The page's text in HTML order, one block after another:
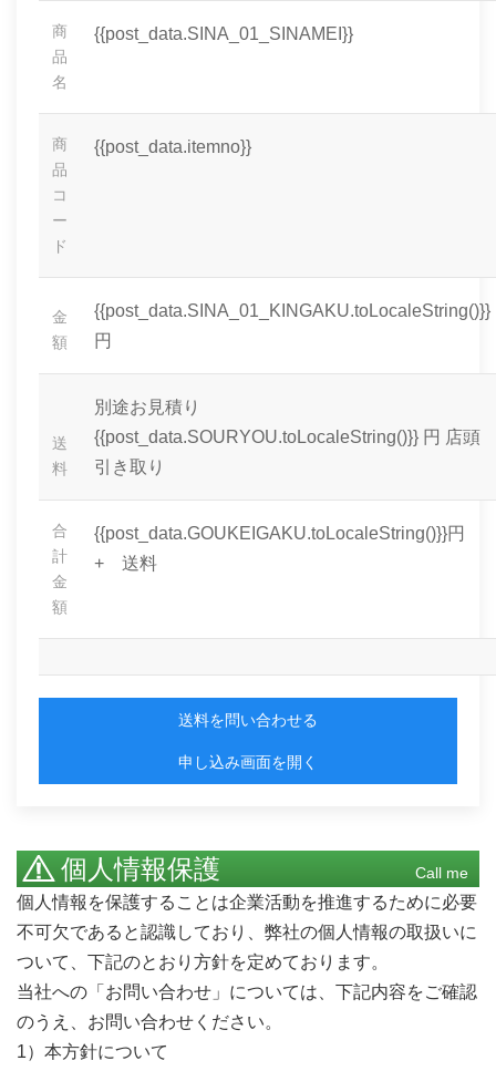
商
品
名
{{post_data.SINA_01_SINAMEI}}
商
品
コ
ー
ド
{{post_data.itemno}}
金
額
{{post_data.SINA_01_KINGAKU.toLocaleString()}}
円
送
料
別途お見積り
{{post_data.SOURYOU.toLocaleString()}} 円 店頭
引き取り
合
計
金
額
{{post_data.GOUKEIGAKU.toLocaleString()}}円
+ 送料
送料を問い合わせる
申し込み画面を開く
個人情報保護 Call me
個人情報を保護することは企業活動を推進するために必要
不可欠であると認識しており、弊社の個人情報の取扱いに
ついて、下記のとおり方針を定めております。
当社への「お問い合わせ」については、下記内容をご確認
のうえ、お問い合わせください。
1）本方針について